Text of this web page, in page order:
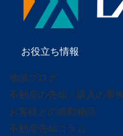
お役立ち情報
地域ブログ
不動産の売却／購入の事例
お客様との感動秘話
不動産売却コラム